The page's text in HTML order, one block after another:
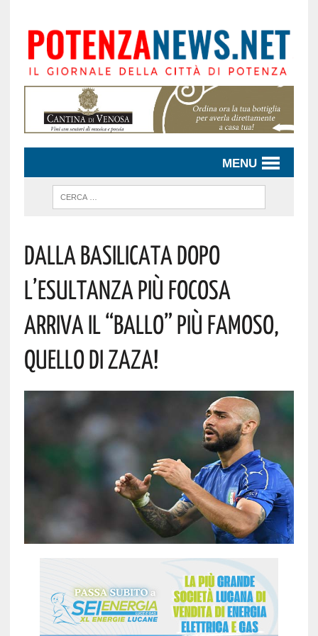
MENU
DALLA BASILICATA DOPO
L’ESULTANZA PIÙ FOCOSA
ARRIVA IL “BALLO” PIÙ FAMOSO,
QUELLO DI ZAZA!